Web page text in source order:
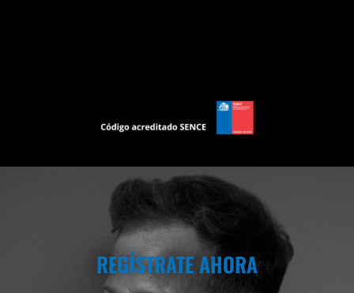
REGÍSTRATE AHORA